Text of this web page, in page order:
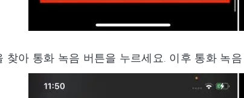
찾아 통화 녹음 버튼을 누르세요. 이후 통화 녹